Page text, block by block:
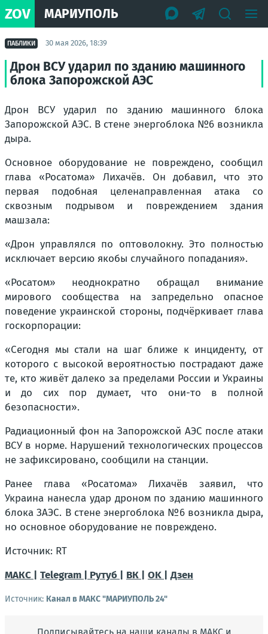
ZOV МАРИУПОЛЬ
ПАБЛИКИ 30 мая 2026, 18:39
Дрон ВСУ ударил по зданию машинного
блока Запорожской АЭС
Дрон ВСУ ударил по зданию машинного блока
Запорожской АЭС. В стене энергоблока №6 возникла
дыра.
Основное оборудование не повреждено, сообщил
глава «Росатома» Лихачёв. Он добавил, что это
первая подобная целенаправленная атака со
сквозным подрывом и повреждением здания
машзала:
«Дрон управлялся по оптоволокну. Это полностью
исключает версию якобы случайного попадания».
«Росатом» неоднократно обращал внимание
мирового сообщества на запредельно опасное
поведение украинской стороны, подчёркивает глава
госкорпорации:
«Сегодня мы стали на шаг ближе к инциденту, от
которого с высокой вероятностью пострадают даже
те, кто живёт далеко за пределами России и Украины
и до сих пор думает, что они-то в полной
безопасности».
Радиационный фон на Запорожской АЭС после атаки
ВСУ в норме. Нарушений технологических процессов
не зафиксировано, сообщили на станции.
Ранее глава «Росатома» Лихачёв заявил, что
Украина нанесла удар дроном по зданию машинного
блока ЗАЭС. В стене энергоблока №6 возникла дыра,
но основное оборудование не повреждено.
Источник: RT
МАКС |
Telegram | Рутуб | ВК | OK | Дзен
Источник: Канал в МАКС "МАРИУПОЛЬ 24"